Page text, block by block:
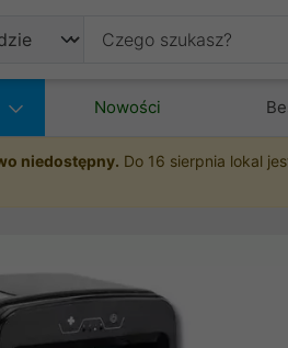
Nowości
niedostępny. Do 16 sierpnia lokal